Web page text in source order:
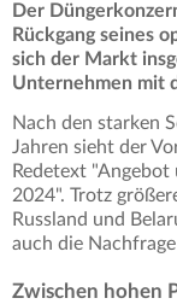
Der
Rückgang seines
sich der Markt
Unternehmen mit
Nach den starken
Jahren sieht der
Redetext
2024". Trotz
Russland und
auch die
Zwischen hohen